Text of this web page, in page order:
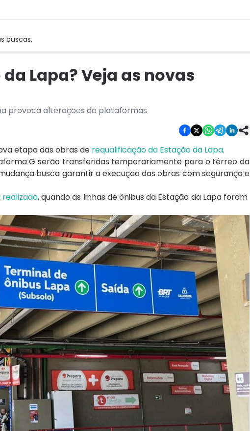
buscas.
Lapa? Veja as novas
provoca alterações de plataformas
etapa das obras de requalificação da Estação da Lapa.
G serão transferidas temporariamente para o térreo da
busca garantir a execução das obras com segurança e
, quando as linhas de ônibus da Estação da Lapa foram